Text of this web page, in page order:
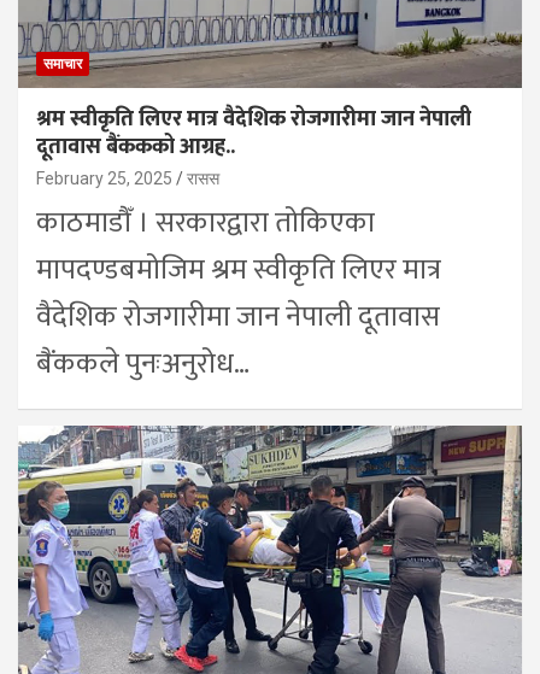
समाचार
श्रम स्वीकृति लिएर मात्र वैदेशिक रोजगारीमा जान नेपाली
दूतावास बैंककको आग्रह..
February 25, 2025 रासस
काठमाडौँ । सरकारद्वारा तोकिएका
मापदण्डबमोजिम श्रम स्वीकृति लिएर मात्र
वैदेशिक रोजगारीमा जान नेपाली दूतावास
बैंककले पुनःअनुरोध…